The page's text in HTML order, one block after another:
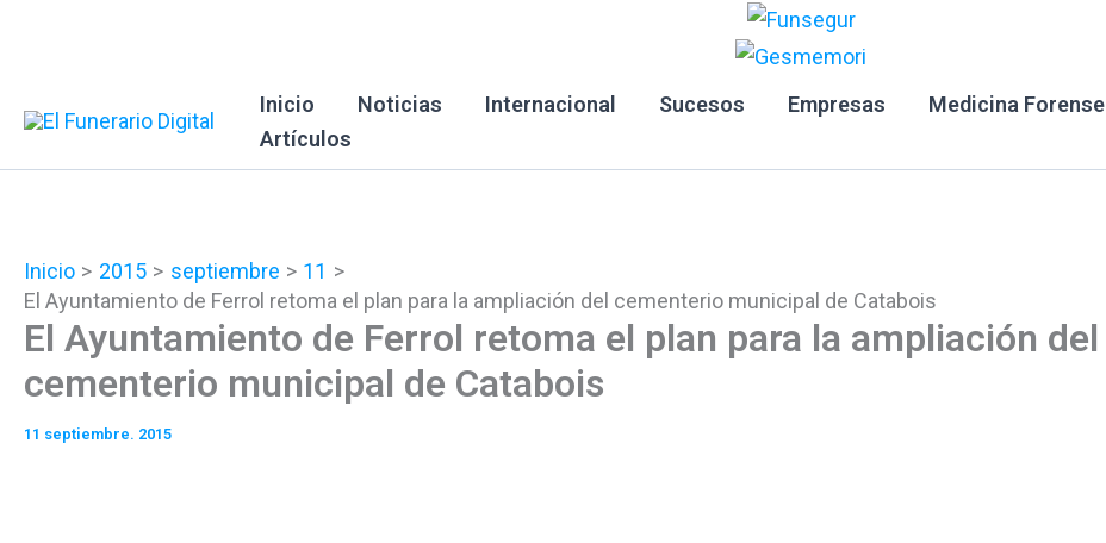
Inicio Noticias Internacional Sucesos Empresas Medicina Forense
Artículos
Inicio 2015 septiembre
11
El Ayuntamiento de Ferrol retoma el plan para la ampliación del cementerio municipal de Catabois
El Ayuntamiento de Ferrol retoma el plan para la ampliación del
cementerio municipal de Catabois
11 septiembre. 2015